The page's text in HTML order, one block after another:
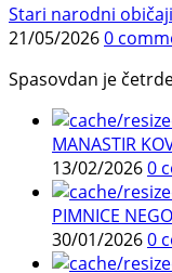
Stari narodni
21/05/20260
Spasovdan je
MANASTIR
13/02/20260
PIMNICE
30/01/20260